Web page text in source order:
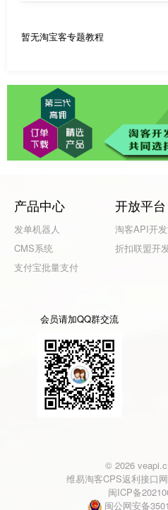
暂无淘宝客专题教程
产品中心
发单机器人
CMS系统
支付宝批量支付
开放平台
淘客API开
折扣联盟开
会员请加QQ群交流
© 2026
维易淘客CPS返利接口
闽ICP备
闽公网安备